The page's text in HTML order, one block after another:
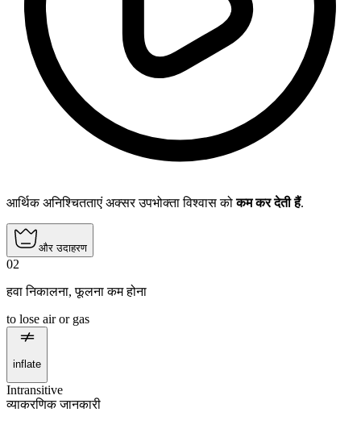
आर्थिक अनिश्चितताएं अक्सर उपभोक्ता विश्वास कोकम कर देती हैं.
और उदाहरण
02
हवा निकालना,फूलना कम होना
to lose air or gas
inflate
Intransitive
व्याकरणिक जानकारी